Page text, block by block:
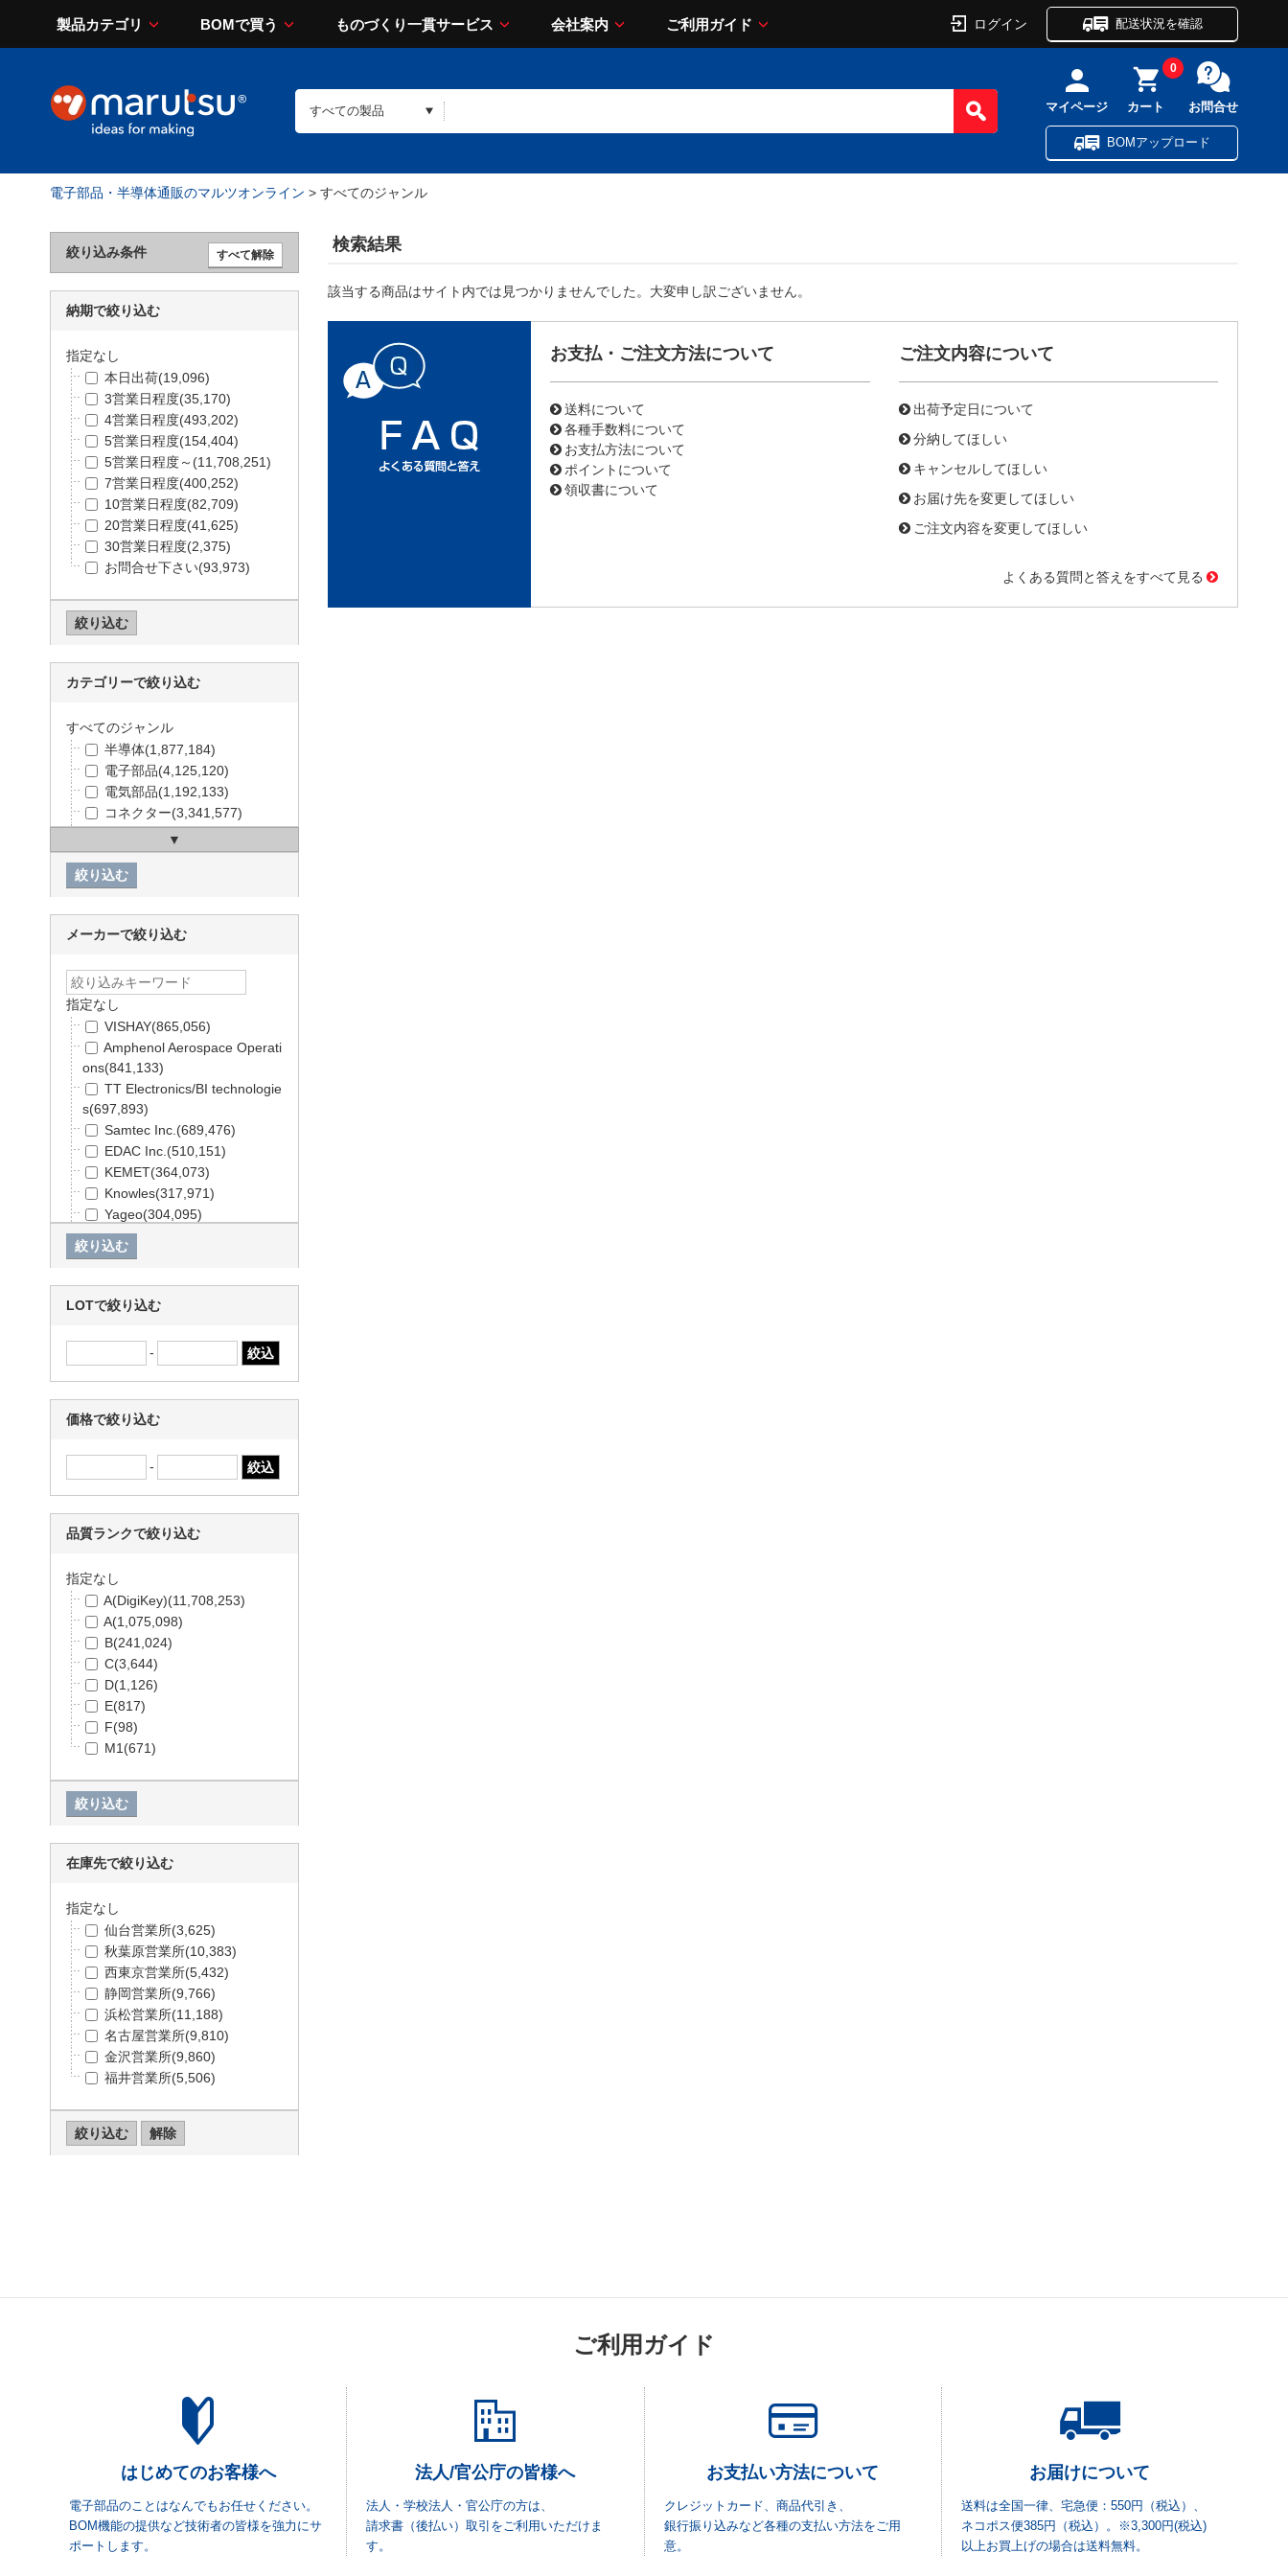
製品カテゴリ BOMで買う ものづくり一貫サービス 会社案内 ご利用ガイド ログイン 配送状況を確認
マイページ カート
0
お問合せ
BOMアップロード
電子部品・半導体通販のマルツオンライン > すべてのジャンル
検索結果
該当する商品はサイト内では見つかりませんでした。大変申し訳ございません。
お支払・ご注文方法について
送料について
各種手数料について
お支払方法について
ポイントについて
領収書について
ご注文内容について
出荷予定日について
分納してほしい
キャンセルしてほしい
お届け先を変更してほしい
ご注文内容を変更してほしい
よくある質問と答えをすべて見る
絞り込み条件
納期で絞り込む
指定なし
本日出荷(19,096)
3営業日程度(35,170)
4営業日程度(493,202)
5営業日程度(154,404)
5営業日程度～ (11,708,251)
7営業日程度(400,252)
10営業日程度(82,709)
20営業日程度(41,625)
30営業日程度(2,375)
お問合せ下さい(93,973)
カテゴリーで絞り込む
すべてのジャンル
半導体(1,877,184)
電子部品(4,125,120)
電気部品(1,192,133)
コネクター(3,341,577)
(103,233)
構造部材・シャーシー(240,4
20)
開発ツール(58,871)
キット(5,435)
TRUSCO / ESCO
アズワン（理化学用品）
980)
SPICE(3,774)
日用品・ホビー用品
PCサプライ・AV・無線(168,
093)
未分類(552,496)
メーカーで絞り込む
指定なし
VISHAY(865,056)
Amphenol Aerospace Operati
ons(841,133)
TT Electronics/BI technologie
s(697,893)
Samtec Inc. (689,476)
EDAC Inc. (510,151)
KEMET(364,073)
Knowles(317,971)
Yageo(304,095)
KOA(296,377)
AMP Connectors / TE Conne
Stackpole Electronics Inc.
SiTime(193,566)
Amphenol Industrial Operatio
ns(177,649)
Sullins Connector Solutions(1
74,354)
TEXAS INSTRUMENTS(160,
京セラ(151,838)
Amphenol Positronic
1)
OMEGA(109,649)
Advanced Thermal Solutions
Inc. (109,394)
村田製作所
Amphenol PCD
EPSON
Carling Technologies
OMRON(86,822)
TDK
Bourns Inc.
ROHM(76,224)
IDEC(75,657)
1)
RS PRO(65,537)
SIEMENS(65,220)
Pasternack(65,024)
3M(64,009)
Murrelektronik (61,892)
フェニックス・コンタクト
0,472)
トラスコ (60,048)
Amphenol Communications S
olutions (58,947)
5)
Diodes Incorporated
(49,542)
ルネサスエレクトロニクス(In
tersil・IDT)(48,765)
STマイクロエレクトロニクス
(46,264)
DEUTSCH / TE Connectivity
(43,949)
LOTで絞り込む
-
価格で絞り込む
-
品質ランクで絞り込む
指定なし
A(DigiKey)(11,708,253)
A(1,075,098)
B(241,024)
C(3,644)
D(1,126)
E(817)
F(98)
M1 (671)
在庫先で絞り込む
指定なし
仙台営業所(3,625)
秋葉原営業所(10,383)
西東京営業所(5,432)
静岡営業所(9,766)
浜松営業所(11,188)
名古屋営業所(9,810)
金沢営業所(9,860)
福井営業所(5,506)
ご利用ガイド
はじめてのお客様へ
電子部品のことはなんでもお任せください。
BOM機能の提供など技術者の皆様を強力にサ
ポートします。
法人/官公庁の皆様へ
法人・学校法人・官公庁の方は、
請求書（後払い）取引をご利用いただけま
す。
お支払い方法について
クレジットカード、商品代引き、
銀行振り込みなど各種の支払い方法をご用
意。
お届けについて
送料は全国一律、宅急便：550円（税込）、
ネコポス便385円（税込）。※3,300円(税込)
以上お買上げの場合は送料無料。